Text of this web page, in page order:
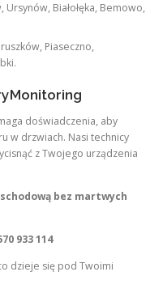
Białołęka, Bemowo,
Piaseczno,
doświadczenia, aby
w drzwiach. Nasi technicy
z Twojego urządzenia
bez martwych
933 114
dzieje się pod Twoimi